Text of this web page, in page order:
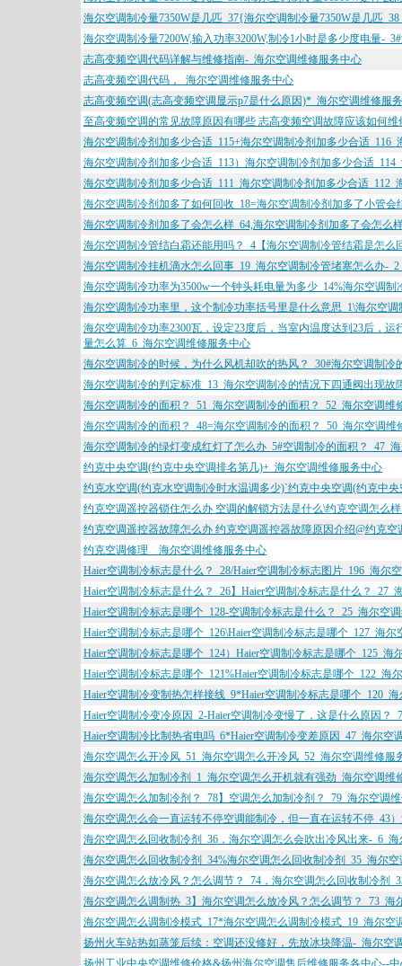
海尔空调制冷量7350W是几匹_37{海尔空调制冷量7350W是几匹
海尔空调制冷量7200W,输入功率3200W,制冷1小时是多少度电量-
志高变频空调代码详解与维修指南-_海尔空调维修服务中心
志高变频空调代码，_海尔空调维修服务中心
志高变频空调(志高变频空调显示p7是什么原因)*_海尔空调维修服
至高变频空调的常见故障原因有哪些 志高变频空调故障应该如何
海尔空调制冷剂加多少合适_115+海尔空调制冷剂加多少合适
海尔空调制冷剂加多少合适_113）海尔空调制冷剂加多少合适
海尔空调制冷剂加多少合适_111_海尔空调制冷剂加多少合适_112_
海尔空调制冷剂加多了如何回收_18=海尔空调制冷剂加多了小管
海尔空调制冷剂加多了会怎么样_64,海尔空调制冷剂加多了会怎么
海尔空调制冷管结白霜还能用吗？_4【海尔空调制冷管结霜是怎么
海尔空调制冷挂机滴水怎么回事_19_海尔空调制冷管堵塞怎么办-
海尔空调制冷功率为3500w一个钟头耗电量为多少_14%海尔空调
海尔空调制冷功率里，这个制冷功率括号里是什么意思_1\海尔空
海尔空调制冷功率2300瓦，设定23度后，当室内温度达到23后，
量怎么算_6_海尔空调维修服务中心
海尔空调制冷的时候，为什么风机却吹的热风？_30#海尔空调制
海尔空调制冷的判定标准_13_海尔空调制冷的情况下四通阀出现故
海尔空调制冷的面积？_51_海尔空调制冷的面积？_52_海尔空调维
海尔空调制冷的面积？_48=海尔空调制冷的面积？_50_海尔空调维
海尔空调制冷的绿灯变成红灯了怎么办_5#空调制冷的面积？_47_
约克中央空调(约克中央空调排名第几)+_海尔空调维修服务中心
约克水空调(约克水空调制冷时水温调多少)`约克中央空调(约克中
约克空调遥控器锁住怎么办 空调的解锁方法是什么\约克空调怎么
约克空调遥控器故障怎么办 约克空调遥控器故障原因介绍@约克
约克空调修理__海尔空调维修服务中心
Haier空调制冷标志是什么？_28/Haier空调制冷标志图片_196_海尔
Haier空调制冷标志是什么？_26】Haier空调制冷标志是什么？_27_
Haier空调制冷标志是哪个_128-空调制冷标志是什么？_25_海尔空
Haier空调制冷标志是哪个_126\Haier空调制冷标志是哪个_127_海
Haier空调制冷标志是哪个_124）Haier空调制冷标志是哪个_125_海
Haier空调制冷标志是哪个_121%Haier空调制冷标志是哪个_122_海
Haier空调制冷变制热怎样接线_9*Haier空调制冷标志是哪个_120_
Haier空调制冷变冷原因_2-Haier空调制冷变慢了，这是什么原因？
Haier空调制冷比制热省电吗_6*Haier空调制冷变差原因_47_海尔空
海尔空调怎么开冷风_51_海尔空调怎么开冷风_52_海尔空调维修服
海尔空调怎么加制冷剂_1_海尔空调怎么开机就有强劲_海尔空调维
海尔空调怎么加制冷剂？_78】空调怎么加制冷剂？_79_海尔空调
海尔空调怎么会一直运转不停空调能制冷，但一直在运转不停_43
海尔空调怎么回收制冷剂_36，海尔空调怎么会吹出冷风出来-_6_
海尔空调怎么回收制冷剂_34%海尔空调怎么回收制冷剂_35_海尔
海尔空调怎么放冷风？怎么调节？_74，海尔空调怎么回收制冷剂
海尔空调怎么调制热_3】海尔空调怎么放冷风？怎么调节？_73_海
海尔空调怎么调制冷模式_17*海尔空调怎么调制冷模式_19_海尔空
扬州火车站热如蒸笼后续：空调还没修好，先放冰块降温-_海尔空
扬州工业中央空调维修价格&扬州海尔空调售后维修服务各中心--